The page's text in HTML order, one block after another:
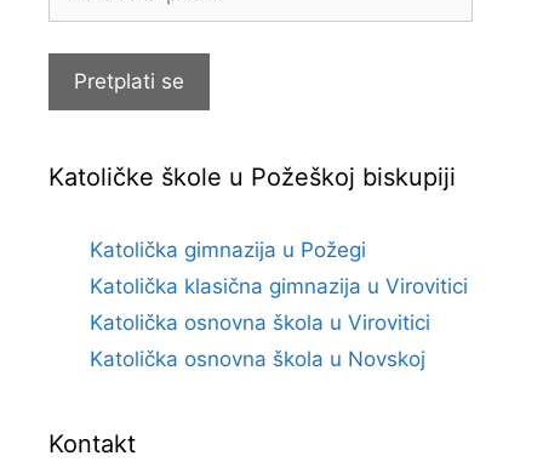
Pretplati se
Katoličke škole u Požeškoj biskupiji
Katolička gimnazija u Požegi
Katolička klasična gimnazija u Virovitici
Katolička osnovna škola u Virovitici
Katolička osnovna škola u Novskoj
Kontakt